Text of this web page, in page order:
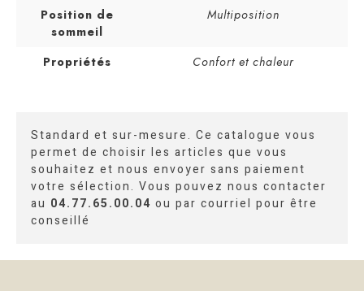
Position de
sommeil
Multiposition
Propriétés Confort et chaleur
Standard et sur-mesure. Ce catalogue vous
permet de choisir les articles que vous
souhaitez et nous envoyer sans paiement
votre sélection. Vous pouvez nous contacter
au 04.77.65.00.04 ou par courriel pour être
conseillé